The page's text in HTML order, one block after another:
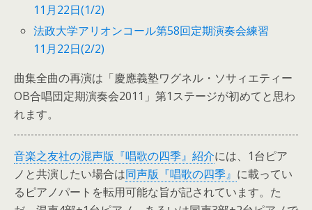
11月22日(1/2)
法政大学アリオンコール第58回定期演奏会練習
11月22日(2/2)
曲集全曲の再演は「慶應義塾ワグネル・ソサィエティー
OB合唱団定期演奏会2011」第1ステージが初めてと思わ
れます。
音楽之友社の混声版『唱歌の四季』紹介には、1台ピア
ノと共演したい場合は同声版『唱歌の四季』 に載ってい
るピアノパートを転用可能な旨が記されています。た